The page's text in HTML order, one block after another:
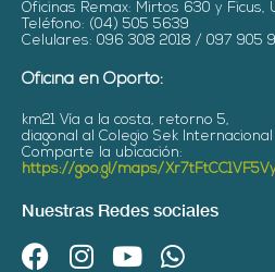
Oficinas Remax: Mirtos 630 y Ficus,
Teléfono: (04) 505 5639
Celulares: 096 308 2018 / 097 905
Oficina en Oporto:
km21 Vía a la costa, retorno 5,
diagonal al Colegio Sek Internacional
Comparte la ubicación:
https://goo.gl/maps/
Nuestras Redes sociales
F
I
Y
W